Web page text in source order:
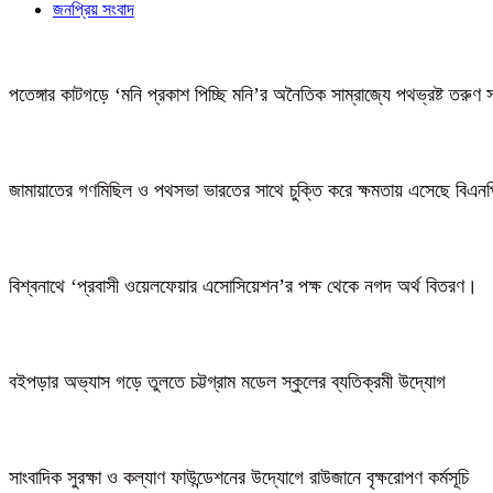
জনপ্রিয় সংবাদ
পতেঙ্গার কাটগড়ে ‘মনি প্রকাশ পিচ্ছি মনি’র অনৈতিক সাম্রাজ্যে পথভ্রষ্ট তরুণ
জামায়াতের গণমিছিল ও পথসভা ভারতের সাথে চুক্তি করে ক্ষমতায় এসেছে
বিশ্বনাথে ‘প্রবাসী ওয়েলফেয়ার এসোসিয়েশন’র পক্ষ থেকে নগদ অর্থ বিতরণ।
বইপড়ার অভ্যাস গড়ে তুলতে চট্টগ্রাম মডেল স্কুলের ব্যতিক্রমী উদ্যোগ
সাংবাদিক সুরক্ষা ও কল্যাণ ফাউন্ডেশনের উদ্যোগে রাউজানে বৃক্ষরোপণ কর্মসূচি